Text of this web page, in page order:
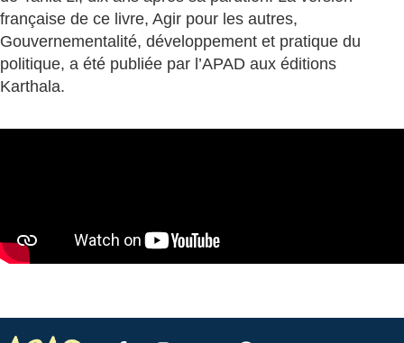
française de ce livre, Agir pour les autres,
Gouvernementalité, développement et pratique du
politique, a été publiée par l’APAD aux éditions
Karthala.